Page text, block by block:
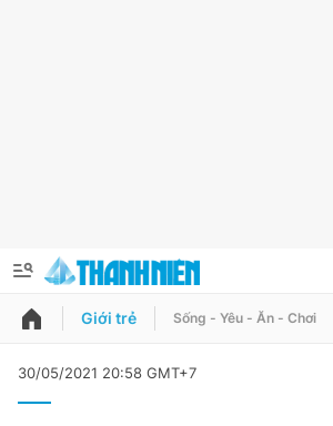
QUẢNG CÁO
Giới trẻ Sống - Yêu - Ăn - Chơi
30/05/2021 20:58 GMT+7